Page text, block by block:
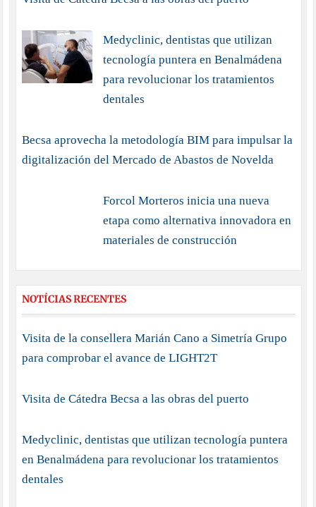
Medyclinic, dentistas que utilizan
tecnología puntera en Benalmádena
para revolucionar los tratamientos
dentales
Becsa aprovecha la metodología BIM para impulsar la
digitalización del Mercado de Abastos de Novelda
Forcol Morteros inicia una nueva
etapa como alternativa innovadora en
materiales de construcción
NOTÍCIAS RECENTES
Visita de la consellera Marián Cano a Simetría Grupo
para comprobar el avance de LIGHT2T
Visita de Cátedra Becsa a las obras del puerto
Medyclinic, dentistas que utilizan tecnología puntera
en Benalmádena para revolucionar los tratamientos
dentales